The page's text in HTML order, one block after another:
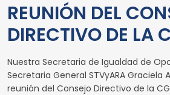
REUNIÓN DEL
DIRECTIVO DE LA
Nuestra Secretaria de Igualdad de
Secretaria General STVyARA Graciela
reunión del Consejo Directivo de la